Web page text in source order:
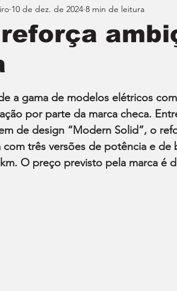
10 de dez. de 2024 8 min de leitura
de 5 estrelas.
a gama de modelos elétricos
por parte da marca checa.
de design “Modern Solid”, o
três versões de potência e
O preço previsto pela marca é